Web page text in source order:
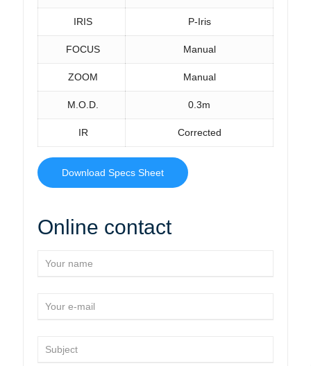
IRIS P-Iris
FOCUS Manual
ZOOM Manual
M.O.D. 0.3m
IR Corrected
Download Specs Sheet
Online contact